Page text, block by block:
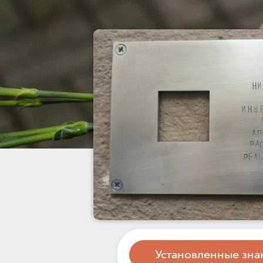
Установленные